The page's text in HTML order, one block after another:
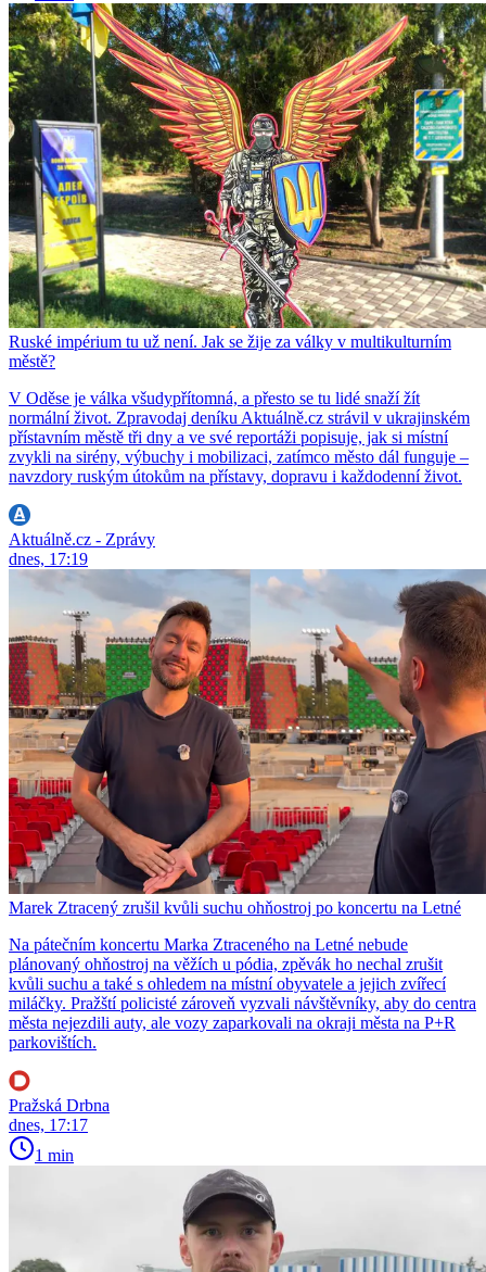
Ruské impérium tu už není. Jak se žije za války v multikulturním
městě?
V Oděse je válka všudypřítomná, a přesto se tu lidé snaží žít
normální život. Zpravodaj deníku Aktuálně.cz strávil v ukrajinském
přístavním městě tři dny a ve své reportáži popisuje, jak si místní
zvykli na sirény, výbuchy i mobilizaci, zatímco město dál funguje –
navzdory ruským útokům na přístavy, dopravu i každodenní život.
Aktuálně.cz - Zprávy
dnes, 17:19
Marek Ztracený zrušil kvůli suchu ohňostroj po koncertu na Letné
Na pátečním koncertu Marka Ztraceného na Letné nebude
plánovaný ohňostroj na věžích u pódia, zpěvák ho nechal zrušit
kvůli suchu a také s ohledem na místní obyvatele a jejich zvířecí
miláčky. Pražští policisté zároveň vyzvali návštěvníky, aby do centra
města nejezdili auty, ale vozy zaparkovali na okraji města na P+R
parkovištích.
Pražská Drbna
dnes, 17:17
1 min